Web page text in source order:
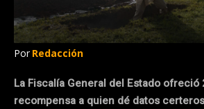
Por Redacción
La Fiscalía General del Estado ofreció
recompensa a quien dé datos